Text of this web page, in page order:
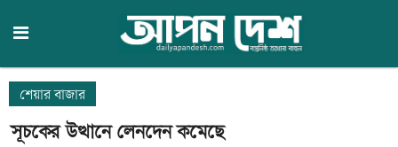
শেয়ার বাজার
সূচকের উত্থানে লেনদেন কমেছে